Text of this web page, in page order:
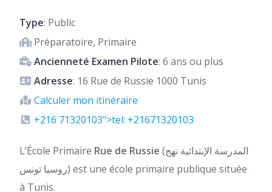
Type: Public
Préparatoire, Primaire
Ancienneté Examen Pilote: 6 ans ou plus
Adresse: 16 Rue de Russie 1000 Tunis
Calculer mon itinéraire
+216 71320103">tel: +21671320103
L’École Primaire Rue de Russie (المدرسة الإبتدائية نهج
روسيا تونس) est une école primaire publique située
à Tunis.